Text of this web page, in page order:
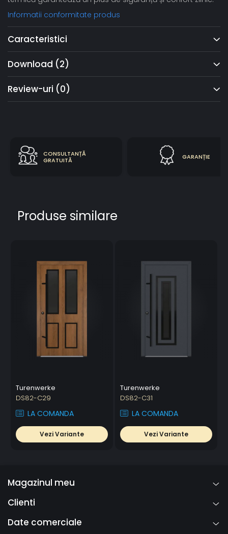
Informatii conformitate produs
Caracteristici
Download (2)
Review-uri (0)
CONSULTANȚĂ
GRATUITĂ
GARANȚIE
Produse similare
Turenwerke
DS82-C29
LA COMANDA
Vezi Variante
Turenwerke
DS82-C31
LA COMANDA
Vezi Variante
Magazinul meu
Clienti
Date comerciale